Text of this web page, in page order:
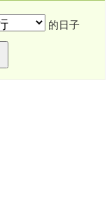
的日子